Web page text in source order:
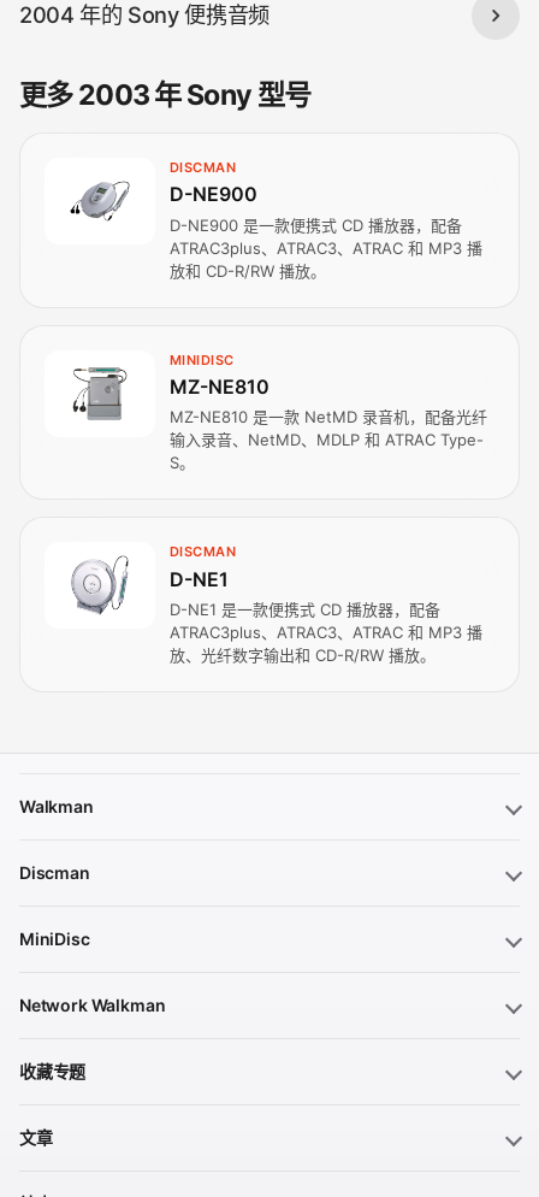
2004 年的 Sony 便携音频
更多 2003 年 Sony 型号
DISCMAN
D-NE900
D-NE900 是一款便携式 CD 播放器，配备
ATRAC3plus、ATRAC3、ATRAC 和 MP3 播
放和 CD-R/RW 播放。
MINIDISC
MZ-NE810
MZ-NE810 是一款 NetMD 录音机，配备光纤
输入录音、NetMD、MDLP 和 ATRAC Type-
S。
DISCMAN
D-NE1
D-NE1 是一款便携式 CD 播放器，配备
ATRAC3plus、ATRAC3、ATRAC 和 MP3 播
放、光纤数字输出和 CD-R/RW 播放。
Walkman
Discman
MiniDisc
Network Walkman
收藏专题
文章